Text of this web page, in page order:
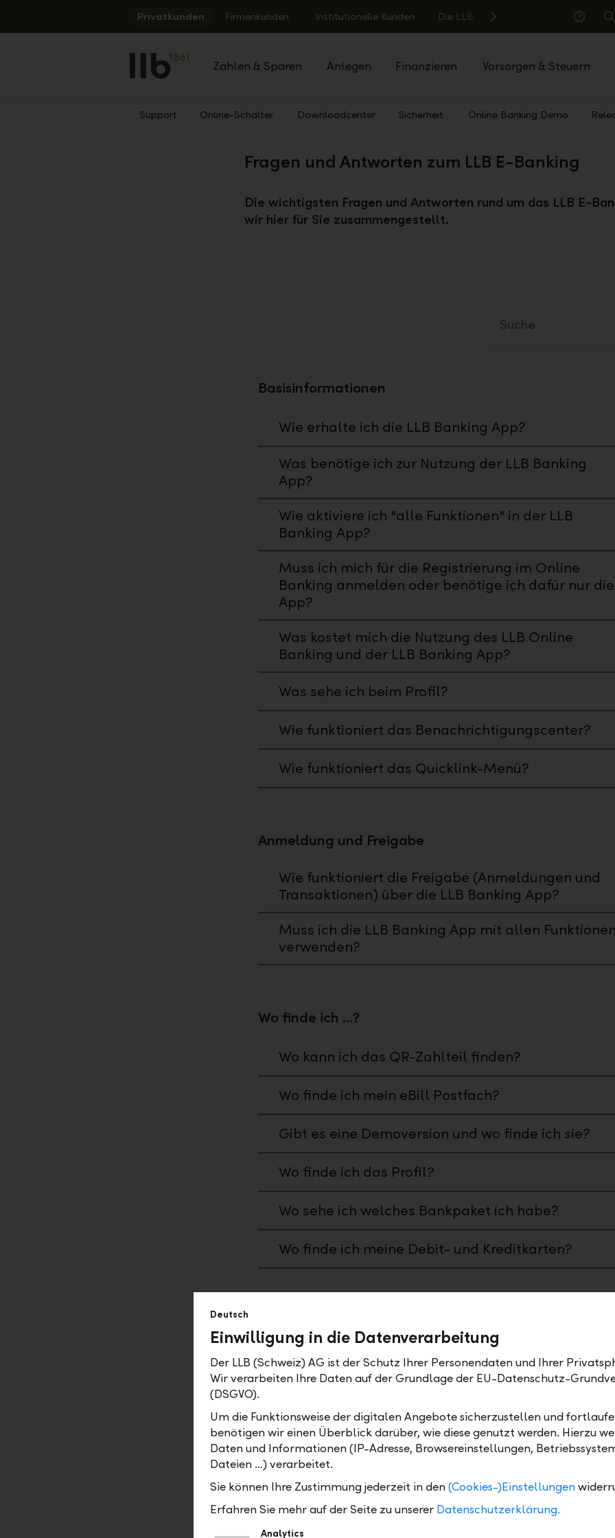
Privatkunden Firmenkunden Institutionelle Kunden Die LLB
Hilfe
Zahlen & Sparen Anlegen Finanzieren Vorsorgen & Steuern
Support Online-Schalter Downloadcenter Sicherheit Online Banking Demo
Fragen und Antworten zum LLB E-Banking
Die wichtigsten Fragen und Antworten rund um das LLB E-
wir hier für Sie zusammengestellt.
Basisinformationen
Wie erhalte ich die LLB Banking App?
Was benötige ich zur Nutzung der LLB Banking
App?
Wie aktiviere ich "alle Funktionen" in der LLB
Banking App?
Muss ich mich für die Registrierung im Online
Banking anmelden oder benötige ich dafür nur die
App?
Was kostet mich die Nutzung des LLB Online
Banking und der LLB Banking App?
Was sehe ich beim Profil?
Wie funktioniert das Benachrichtigungscenter?
Wie funktioniert das Quicklink-Menü?
Anmeldung und Freigabe
Wie funktioniert die Freigabe (Anmeldungen und
Transaktionen) über die LLB Banking App?
Muss ich die LLB Banking App mit allen
verwenden?
Wo finde ich ...?
Wo kann ich das QR-Zahlteil finden?
Wo finde ich mein eBill Postfach?
Gibt es eine Demoversion und wo finde ich sie?
Wo finde ich das Profil?
Wo sehe ich welches Bankpaket ich habe?
Wo finde ich meine Debit- und Kreditkarten?
Bis wann muss ich eine Zahlung freigeben, damit
diese heute noch verarbeitet wird?
Wie kann ich eine bereits ausgeführte Zahlung
duplizieren?
Wie kann ich eine offene Zahlung bearbeiten?
Wie kann ich eine offene Zahlung löschen?
Deutsch
Einwilligung in die Datenverarbeitung
Der LLB (Schweiz) AG ist der Schutz Ihrer Personendaten und Ihrer
Wir verarbeiten Ihre Daten auf der Grundlage der EU-Datenschutz-
(DSGVO).
Um die Funktionsweise der digitalen Angebote sicherzustellen und
benötigen wir einen Überblick darüber, wie diese genutzt werden. Hierzu
Daten und Informationen (IP-Adresse, Browsereinstellungen,
Dateien …) verarbeitet.
Sie können Ihre Zustimmung jederzeit in den(Cookies-)Einstellungen
Erfahren Sie mehr auf der Seite zu unserer Datenschutzerklärung.
Analytics